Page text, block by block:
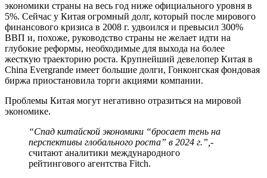
экономики страны на весь год ниже официального уровня в
5%. Сейчас у Китая огромный долг, который после мирового
финансового кризиса в 2008 г. удвоился и превысил 300%
ВВП и, похоже, руководство страны не желает идти на
глубокие реформы, необходимые для выхода на более
жесткую траекторию роста. Крупнейший девелопер Китая в
China Evergrande имеет большие долги, Гонконгская фондовая
биржа приостановила торги акциями компании.
Проблемы Китая могут негативно отразиться на мировой
экономике.
“Спад китайской экономики “бросает тень на
перспективы глобального роста” в 2024 г.”, -
считают аналитики международного
рейтингового агентства Fitch.